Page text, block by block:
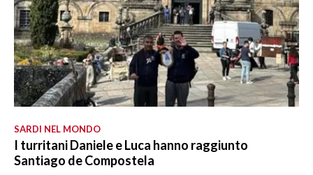
SARDI NEL MONDO
I turritani Daniele e Luca hanno raggiunto
Santiago de Compostela